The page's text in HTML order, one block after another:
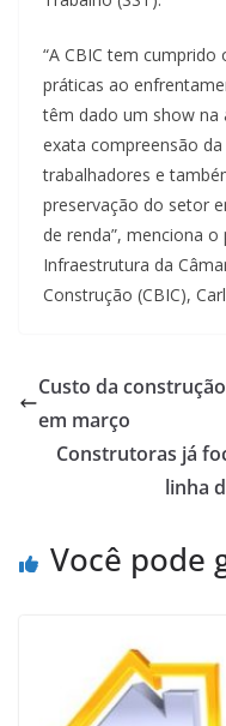
“A CBIC tem
práticas ao
têm dado um show na
exata compreensão
trabalhadores e
preservação do setor
de renda”, menciona
Infraestrutura da
Construção (CBIC),
Custo da
em março
Construtoras já
linha
Você pode